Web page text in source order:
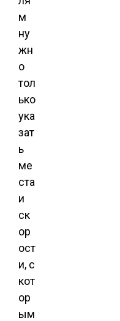
м
ну
жн
о
тол
ько
ука
зат
ь
ме
ста
и
ск
ор
ост
и, с
кот
ор
ым